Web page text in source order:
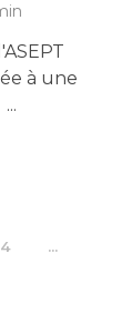
à une
4 ...